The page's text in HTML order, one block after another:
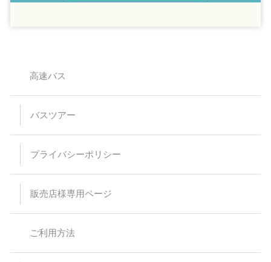
高速バス
バスツアー
プライバシーポリシー
販売店様専用ページ
ご利用方法